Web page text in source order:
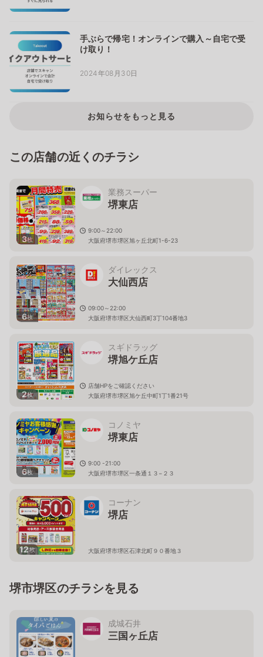
手ぶらで帰宅！オンラインで購入～自宅で受
け取り！
2024年08月30日
お知らせをもっと見る
この店舗の近くのチラシ
3枚
業務スーパー
堺東店
9:00～22:00
大阪府堺市堺区旭ヶ丘北町1-6-23
6枚
ダイレックス
大仙西店
09:00～22:00
大阪府堺市堺区大仙西町3丁104番地3
2枚
スギドラッグ
堺旭ケ丘店
店舗HPをご確認ください
大阪府堺市堺区旭ケ丘中町1丁1番21号
6枚
コノミヤ
堺東店
9:00 -21:00
大阪府堺市堺区一条通１３−２３
12枚
コーナン
堺店
大阪府堺市堺区石津北町９０番地３
堺市堺区のチラシを見る
成城石井
三国ヶ丘店